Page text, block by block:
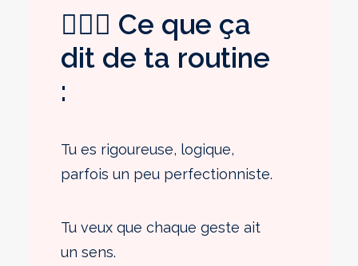
💁🏽‍♀️ Ce que ça
dit de ta routine
:
Tu es rigoureuse, logique,
parfois un peu perfectionniste.
Tu veux que chaque geste ait
un sens.